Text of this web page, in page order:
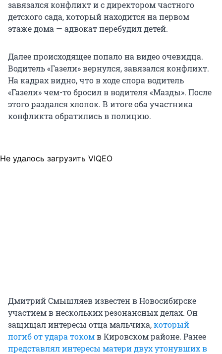
завязался конфликт и с директором частного
детского сада, который находится на первом
этаже дома — адвокат перебудил детей.
Далее происходящее попало на видео очевидца.
Водитель «Газели» вернулся, завязался конфликт.
На кадрах видно, что в ходе спора водитель
«Газели» чем-то бросил в водителя «Мазды». После
этого раздался хлопок. В итоге оба участника
конфликта обратились в полицию.
Не удалось загрузить VIQEO
Дмитрий Смышляев известен в Новосибирске
участием в нескольких резонансных делах. Он
защищал интересы отца мальчика,который
погиб от удара токомв Кировском районе. Ранее
представлял интересы матери двух утонувших в